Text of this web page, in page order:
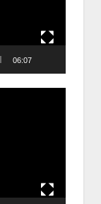
06:07